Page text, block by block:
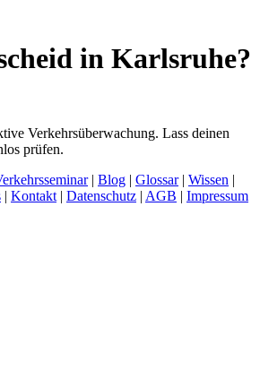
in Karlsruhe?
Verkehrsüberwachung. Lass deinen
prüfen.
| Blog | Glossar| Wissen |
| Kontakt | Datenschutz | AGB | Impressum